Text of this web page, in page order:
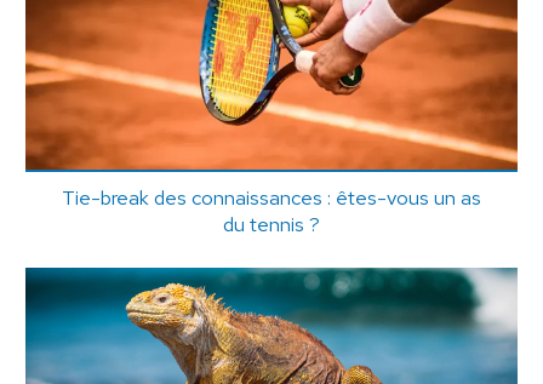
Tie-break des connaissances : êtes-vous un as
du tennis ?